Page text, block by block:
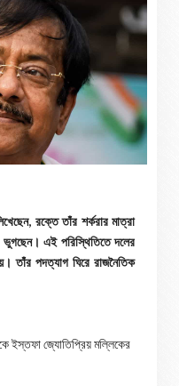
রক্তে তাঁর শর্করার মাত্রা
এই পরিস্থিতিতে দলের
তাঁর পদত্যাগ ঘিরে রাজনৈতিক
ইস্তফা জ্যোতিপ্রিয় মল্লিকের